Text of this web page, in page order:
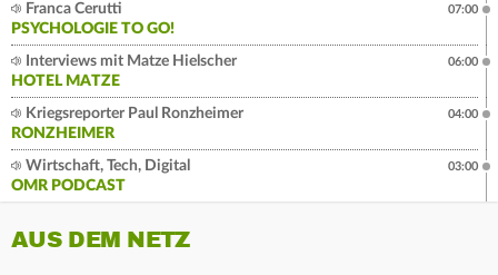
Franca Cerutti
PSYCHOLOGIE TO GO!
07:00
Interviews mit Matze Hielscher
HOTEL MATZE
06:00
Kriegsreporter Paul Ronzheimer
RONZHEIMER
04:00
Wirtschaft, Tech, Digital
OMR PODCAST
03:00
AUS DEM NETZ